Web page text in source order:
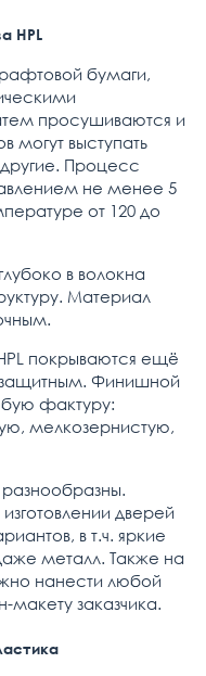
HPL
бумаги,
просушиваются и
могут выступать
Процесс
не менее 5
от 120 до
в волокна
Материал
покрываются ещё
Финишной
фактуру:
мелкозернистую,
дверей
в т.ч. яркие
металл. Также на
нанести любой
заказчика.